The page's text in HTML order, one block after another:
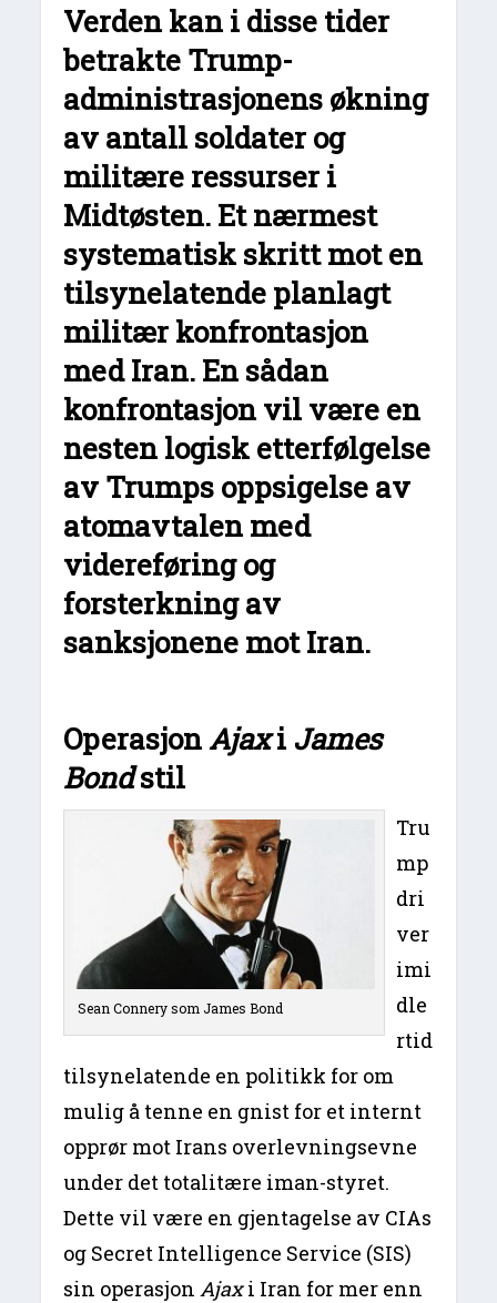
Verden kan i disse tider
betrakte Trump-
administrasjonens økning
av antall soldater og
militære ressurser i
Midtøsten. Et nærmest
systematisk skritt mot en
tilsynelatende planlagt
militær konfrontasjon
med Iran. En sådan
konfrontasjon vil være en
nesten logisk etterfølgelse
av Trumps oppsigelse av
atomavtalen med
videreføring og
forsterkning av
sanksjonene mot Iran.
OperasjonAjaxi James
Bondstil
Sean Connery som James Bond
Tru
mp
dri
ver
imi
dle
rtid
tilsynelatende en politikk for om
mulig å tenne en gnist for et internt
opprør mot Irans overlevningsevne
under det totalitære iman-styret.
Dette vil være en gjentagelse av CIAs
og Secret Intelligence Service (SIS)
sin operasjonAjaxi Iran for mer enn